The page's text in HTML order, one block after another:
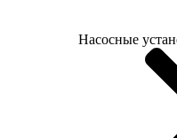
Насосные